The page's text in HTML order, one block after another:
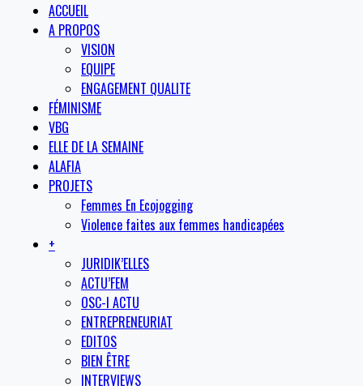
ACCUEIL
A PROPOS
VISION
EQUIPE
ENGAGEMENT QUALITE
FÉMINISME
VBG
ELLE DE LA SEMAINE
ALAFIA
PROJETS
Femmes En Ecojogging
Violence faites aux femmes handicapées
+
JURIDIK’ELLES
ACTU’FEM
OSC-I ACTU
ENTREPRENEURIAT
EDITOS
BIEN ÊTRE
INTERVIEWS